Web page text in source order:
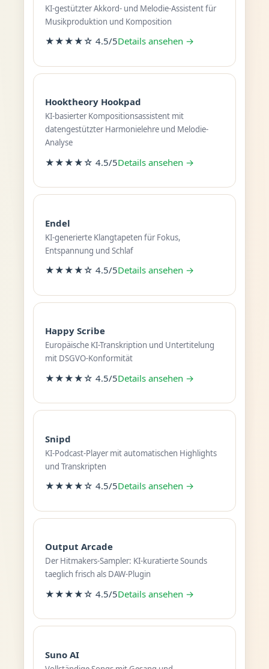
KI-gestützter Akkord- und Melodie-Assistent für
Musikproduktion und Komposition
★★★★☆ 4.5/5Details ansehen →
Hooktheory Hookpad
KI-basierter Kompositionsassistent mit
datengestützter Harmonielehre und Melodie-
Analyse
★★★★☆ 4.5/5Details ansehen →
Endel
KI-generierte Klangtapeten für Fokus,
Entspannung und Schlaf
★★★★☆ 4.5/5Details ansehen →
Happy Scribe
Europäische KI-Transkription und Untertitelung
mit DSGVO-Konformität
★★★★☆ 4.5/5Details ansehen →
Snipd
KI-Podcast-Player mit automatischen Highlights
und Transkripten
★★★★☆ 4.5/5Details ansehen →
Output Arcade
Der Hitmakers-Sampler: KI-kuratierte Sounds
taeglich frisch als DAW-Plugin
★★★★☆ 4.5/5Details ansehen →
Suno AI